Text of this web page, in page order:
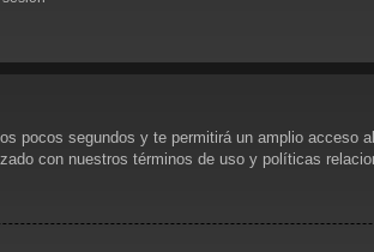
pocos segundos y te permitirá un amplio
con nuestros términos de uso y políticas